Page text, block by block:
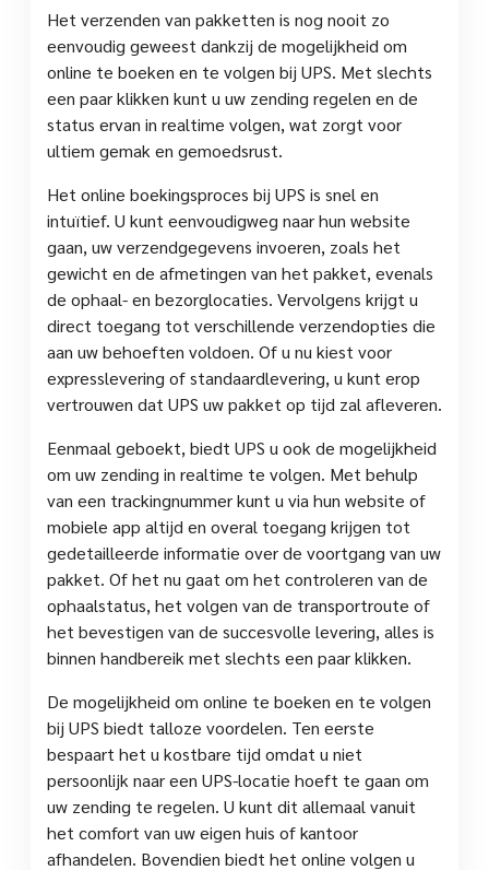
Het verzenden van pakketten is nog nooit zo
eenvoudig geweest dankzij de mogelijkheid om
online te boeken en te volgen bij UPS. Met slechts
een paar klikken kunt u uw zending regelen en de
status ervan in realtime volgen, wat zorgt voor
ultiem gemak en gemoedsrust.
Het online boekingsproces bij UPS is snel en
intuïtief. U kunt eenvoudigweg naar hun website
gaan, uw verzendgegevens invoeren, zoals het
gewicht en de afmetingen van het pakket, evenals
de ophaal- en bezorglocaties. Vervolgens krijgt u
direct toegang tot verschillende verzendopties die
aan uw behoeften voldoen. Of u nu kiest voor
expresslevering of standaardlevering, u kunt erop
vertrouwen dat UPS uw pakket op tijd zal afleveren.
Eenmaal geboekt, biedt UPS u ook de mogelijkheid
om uw zending in realtime te volgen. Met behulp
van een trackingnummer kunt u via hun website of
mobiele app altijd en overal toegang krijgen tot
gedetailleerde informatie over de voortgang van uw
pakket. Of het nu gaat om het controleren van de
ophaalstatus, het volgen van de transportroute of
het bevestigen van de succesvolle levering, alles is
binnen handbereik met slechts een paar klikken.
De mogelijkheid om online te boeken en te volgen
bij UPS biedt talloze voordelen. Ten eerste
bespaart het u kostbare tijd omdat u niet
persoonlijk naar een UPS-locatie hoeft te gaan om
uw zending te regelen. U kunt dit allemaal vanuit
het comfort van uw eigen huis of kantoor
afhandelen. Bovendien biedt het online volgen u